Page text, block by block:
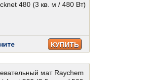
480 (3 кв. м / 480 Вт)
КУПИТЬ
мат Raychem